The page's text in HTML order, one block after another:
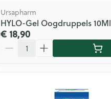
Ursapharm
HYLO-Gel Oogdruppels 10Ml
€ 18,90